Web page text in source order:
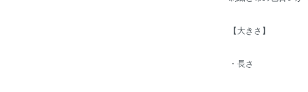
【大きさ】
・長さ